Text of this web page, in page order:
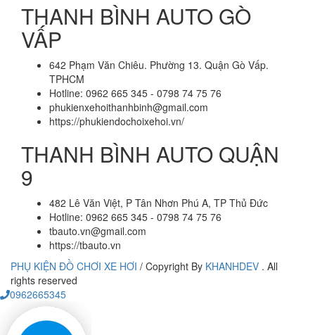
THANH BÌNH AUTO GÒ
VẤP
642 Phạm Văn Chiêu. Phường 13. Quận Gò Vấp.
TPHCM
Hotline: 0962 665 345 - 0798 74 75 76
phukienxehoithanhbinh@gmail.com
https://phukiendochoixehoi.vn/
THANH BÌNH AUTO QUẬN
9
482 Lê Văn Việt, P Tân Nhơn Phú A, TP Thủ Đức
Hotline: 0962 665 345 - 0798 74 75 76
tbauto.vn@gmail.com
https://tbauto.vn
PHỤ KIỆN ĐỒ CHƠI XE HƠI / Copyright By KHANHDEV . All
rights reserved
0962665345